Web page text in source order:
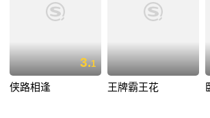
3.1
侠路相逢 王牌霸王花